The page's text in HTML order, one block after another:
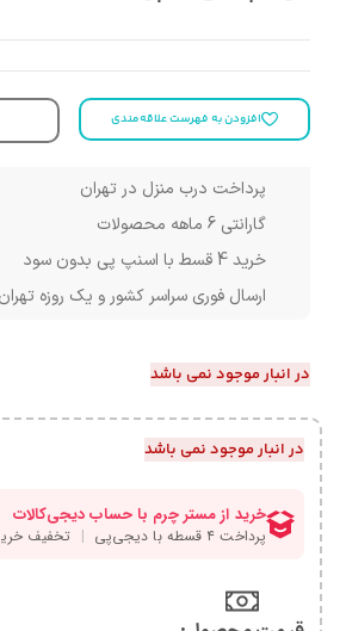
افزودن به فهرست علاقه‌مندی
پرداخت درب منزل در تهران
گارانتی 6 ماهه محصولات
خرید 4 قسط با اسنپ پی بدون سود
ارسال فوری سراسر کشور و یک روزه تهران
در انبار موجود نمی باشد
در انبار موجود نمی باشد